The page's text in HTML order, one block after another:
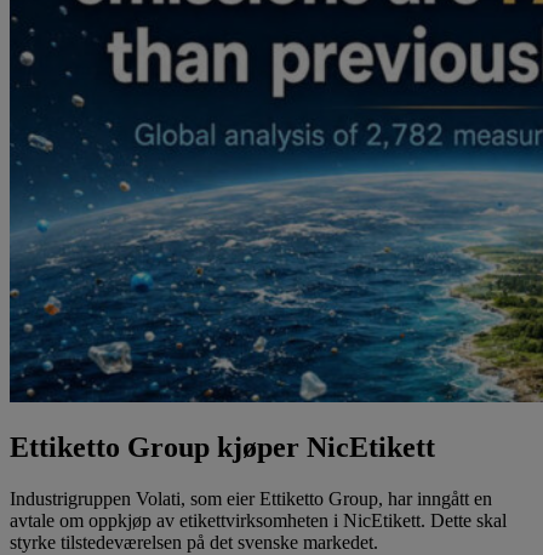
Ettiketto Group kjøper NicEtikett
Industrigruppen Volati, som eier Ettiketto Group, har inngått en
avtale om oppkjøp av etikettvirksomheten i NicEtikett. Dette skal
styrke tilstedeværelsen på det svenske markedet.